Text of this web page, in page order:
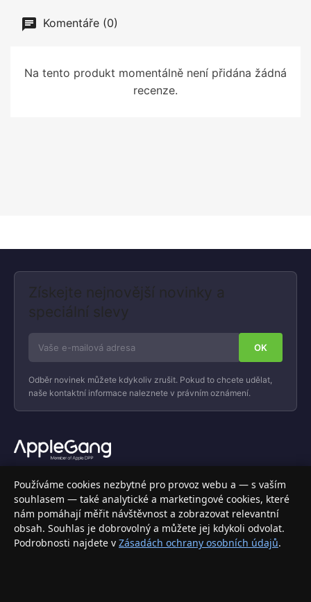
Komentáře (0)
Na tento produkt momentálně není přidána žádná
recenze.
Získejte nejnovější novinky a
speciální slevy
Odběr novinek můžete kdykoliv zrušit. Pokud to chcete udělat,
naše kontaktní informace naleznete v právním oznámení.
Váš specializovaný obchod s Apple produkty, příslušenstvím a
elektronikou. Nakupujte bezpečně a s jistotou.
INFORMACE
Doprava a doručení
Používáme cookies nezbytné pro provoz webu a — s vaším
souhlasem — také analytické a marketingové cookies, které
nám pomáhají měřit návštěvnost a zobrazovat relevantní
obsah. Souhlas je dobrovolný a můžete jej kdykoli odvolat.
Podrobnosti najdete v Zásadách ochrany osobních údajů.